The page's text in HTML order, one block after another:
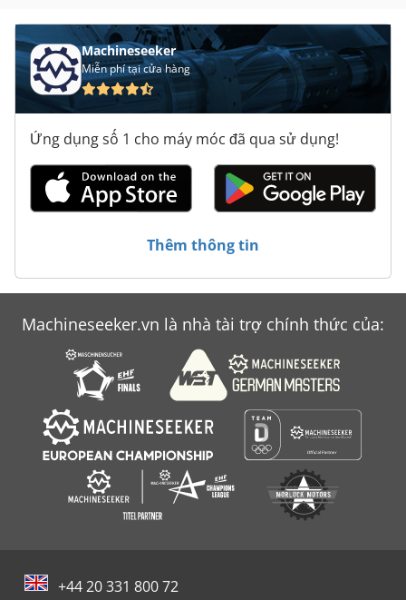
Machineseeker
Miễn phí tại cửa hàng
Ứng dụng số 1 cho máy móc đã qua sử dụng!
Thêm thông tin
Machineseeker.vn là nhà tài trợ chính thức của:
+44 20 331 800 72